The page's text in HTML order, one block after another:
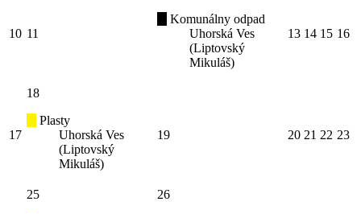
10 11
Komunálny odpad
Uhorská Ves
(Liptovský
Mikuláš)
13 14 15 16
17
18
Plasty
Uhorská Ves
(Liptovský
Mikuláš)
19 20 21 22 23
25
26